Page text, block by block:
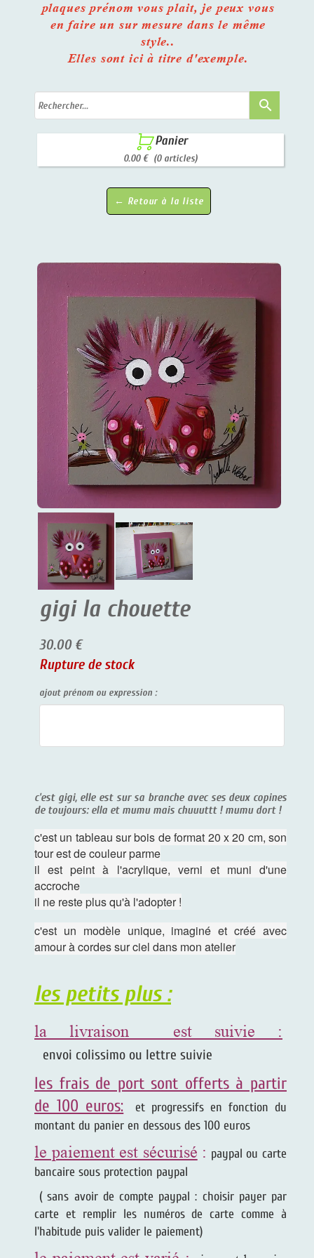
plaques prénom vous plait, je peux vous
en faire un sur mesure dans le même
style..
Elles sont ici à titre d'exemple.
search
 Panier
0.00 € (0 articles)
← Retour à la liste
gigi la chouette
30.00 €
Rupture de stock
ajout prénom ou expression :
c'est gigi, elle est sur sa branche avec ses deux copines
de toujours: ella et mumu mais chuuuttt ! mumu dort !
c'est un tableau sur bois de format 20 x 20 cm, son
tour est de couleur parme
il est peint à l'acrylique, verni et muni d'une
accroche
il ne reste plus qu'à l'adopter !
c'est un modèle unique, imaginé et créé avec
amour à cordes sur ciel dans mon atelier
les petits plus :
la livraison est suivie :
envoi colissimo ou lettre suivie
les frais de port sont offerts à partir
de 100 euros:
et progressifs en fonction du
montant du panier en dessous des 100 euros
le paiement est sécurisé : paypal ou carte
bancaire sous protection paypal
( sans avoir de compte paypal : choisir payer par
carte et remplir les numéros de carte comme à
l'habitude puis valider le paiement)